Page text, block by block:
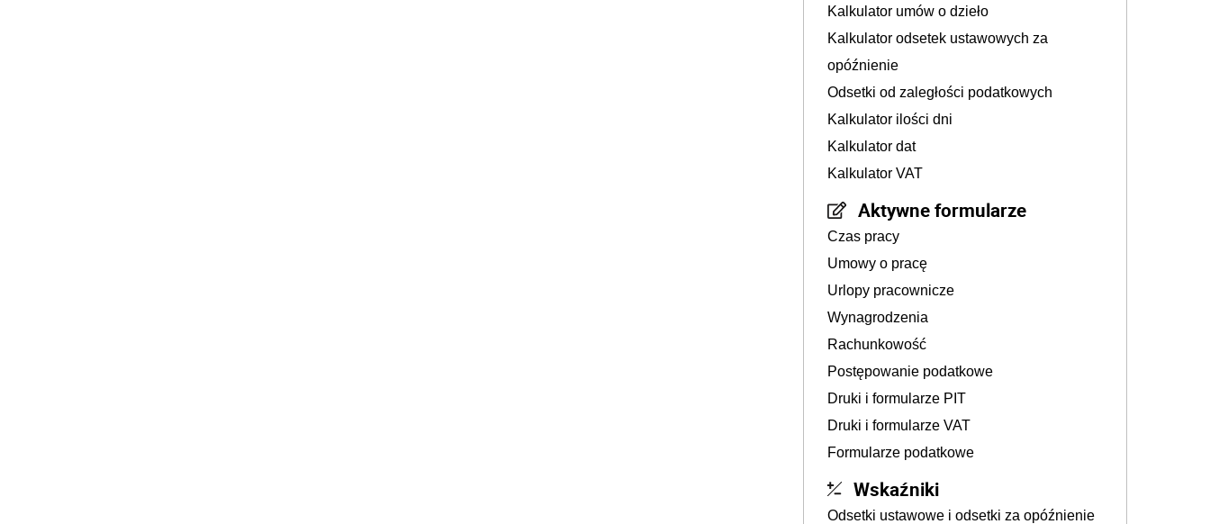
Kalkulator umów o dzieło
Kalkulator odsetek ustawowych za
opóźnienie
Odsetki od zaległości podatkowych
Kalkulator ilości dni
Kalkulator dat
Kalkulator VAT
Aktywne formularze
Czas pracy
Umowy o pracę
Urlopy pracownicze
Wynagrodzenia
Rachunkowość
Postępowanie podatkowe
Druki i formularze PIT
Druki i formularze VAT
Formularze podatkowe
Wskaźniki
Odsetki ustawowe i odsetki za opóźnienie